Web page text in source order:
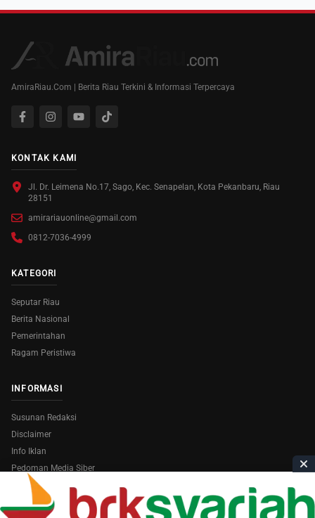
AmiraRiau.Com | Berita Riau Terkini & Informasi Terpercaya
KONTAK KAMI
Jl. Dr. Leimena No.17, Sago, Kec. Senapelan, Kota Pekanbaru, Riau
28151
amirariauonline@gmail.com
0812-7036-4999
KATEGORI
Seputar Riau
Berita Nasional
Pemerintahan
Ragam Peristiwa
INFORMASI
Susunan Redaksi
Disclaimer
Info Iklan
Pedoman Media Siber